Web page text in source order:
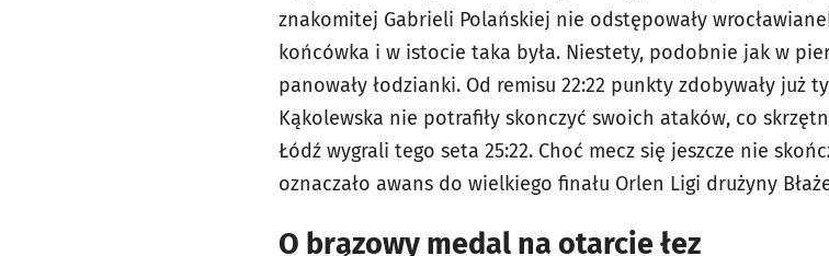
znakomitej Gabrieli Polańskiej nie odstępowały
końcówka i w istocie taka była. Niestety, podobnie jak w
panowały łodzianki. Od remisu 22:22 punkty zdobywały już
Kąkolewska nie potrafiły skonczyć swoich ataków, co
Łódź wygrali tego seta 25:22. Choć mecz się jeszcze nie
oznaczało awans do wielkiego finału Orlen Ligi drużyny
O brązowy medal na otarcie łez